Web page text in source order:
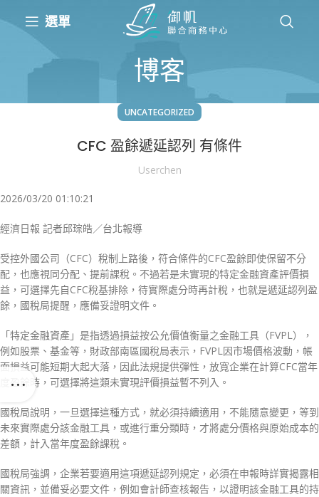
選單
博客
UNCATEGORIZED
CFC 盈餘遞延認列 有條件
Userchen
2026/03/20 01:10:21
經濟日報 記者邱琮皓／台北報導
受控外國公司（CFC）稅制上路後，符合條件的CFC盈餘即使保留不分
配，也應視同分配、提前課稅。不過若是未實現的特定金融資產評價損
益，可選擇先自CFC稅基排除，待實際處分時再計稅，也就是遞延認列盈
餘，國稅局提醒，應備妥證明文件。
「特定金融資產」是指透過損益按公允價值衡量之金融工具（FVPL），
例如股票、基金等，財政部南區國稅局表示，FVPL因市場價格波動，帳
面損益可能短期大起大落，因此法規提供彈性，放寬企業在計算CFC當年
度盈餘時，可選擇將這類未實現評價損益暫不列入。
國稅局說明，一旦選擇這種方式，就必須持續適用，不能隨意變更，等到
未來實際處分該金融工具，或進行重分類時，才將處分價格與原始成本的
差額，計入當年度盈餘課稅。
國稅局強調，企業若要適用這項遞延認列規定，必須在申報時詳實揭露相
關資訊，並備妥必要文件，例如會計師查核報告，以證明該金融工具的持